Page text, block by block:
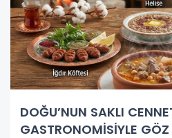
DOĞU’NUN SAKLI
GASTRONOMİSİYLE GÖZ